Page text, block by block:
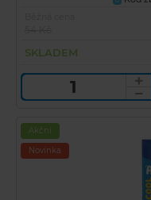
SKLADEM
Akční
Novinka